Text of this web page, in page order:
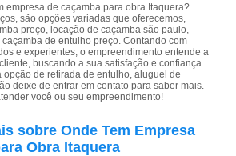
empresa de caçamba para obra Itaquera?
são opções variadas que oferecemos,
preço, locação de caçamba são paulo,
de entulho preço. Contando com
e experientes, o empreendimento entende a
buscando a sua satisfação e confiança.
opção de retirada de entulho, aluguel de
deixe de entrar em contato para saber mais.
você ou seu empreendimento!
sobre Onde Tem Empresa
Obra Itaquera